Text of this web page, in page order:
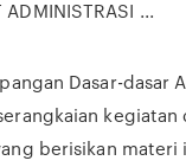
ADMINISTRASI ...
Dasar-dasar
kegiatan
berisikan materi